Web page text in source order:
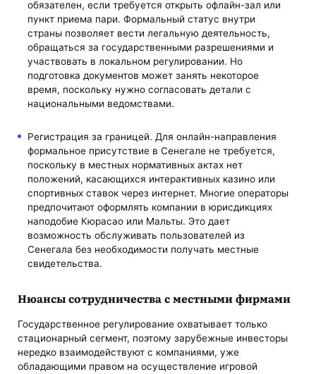
обязателен, если требуется открыть офлайн-зал или
пункт приема пари. Формальный статус внутри
страны позволяет вести легальную деятельность,
обращаться за государственными разрешениями и
участвовать в локальном регулировании. Но
подготовка документов может занять некоторое
время, поскольку нужно согласовать детали с
национальными ведомствами.
Регистрация за границей. Для онлайн-направления
формальное присутствие в Сенегале не требуется,
поскольку в местных нормативных актах нет
положений, касающихся интерактивных казино или
спортивных ставок через интернет. Многие операторы
предпочитают оформлять компании в юрисдикциях
наподобие Кюрасао или Мальты. Это дает
возможность обслуживать пользователей из
Сенегала без необходимости получать местные
свидетельства.
Нюансы сотрудничества с местными фирмами
Государственное регулирование охватывает только
стационарный сегмент, поэтому зарубежные инвесторы
нередко взаимодействуют с компаниями, уже
обладающими правом на осуществление игровой